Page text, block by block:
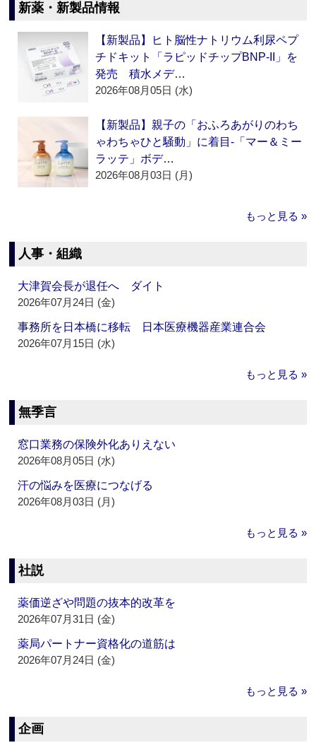
新薬・新製品情報
【新製品】ヒト脳性ナトリウム利尿ペプ
チドキット「ラピッドチップBNP-II」を
発売 積水メデ…
2026年08月05日 (水)
【新製品】親子の「おふろあがりのわち
ゃわちゃひと騒動」に着目‐「マー＆ミー
ラッテ」ボデ…
2026年08月03日 (月)
もっと見る »
人事・組織
大津賀会長が退任へ ダイト
2026年07月24日 (金)
事務所を日本橋に移転 日本医療機器産業連合会
2026年07月15日 (水)
もっと見る »
無季言
窓口業務の保険外化ありえない
2026年08月05日 (水)
汗の悩みを医療につなげる
2026年08月03日 (月)
もっと見る »
社説
薬価逆ざや問題の抜本的改革を
2026年07月31日 (金)
薬局パートナー資格化の道筋は
2026年07月24日 (金)
もっと見る »
企画